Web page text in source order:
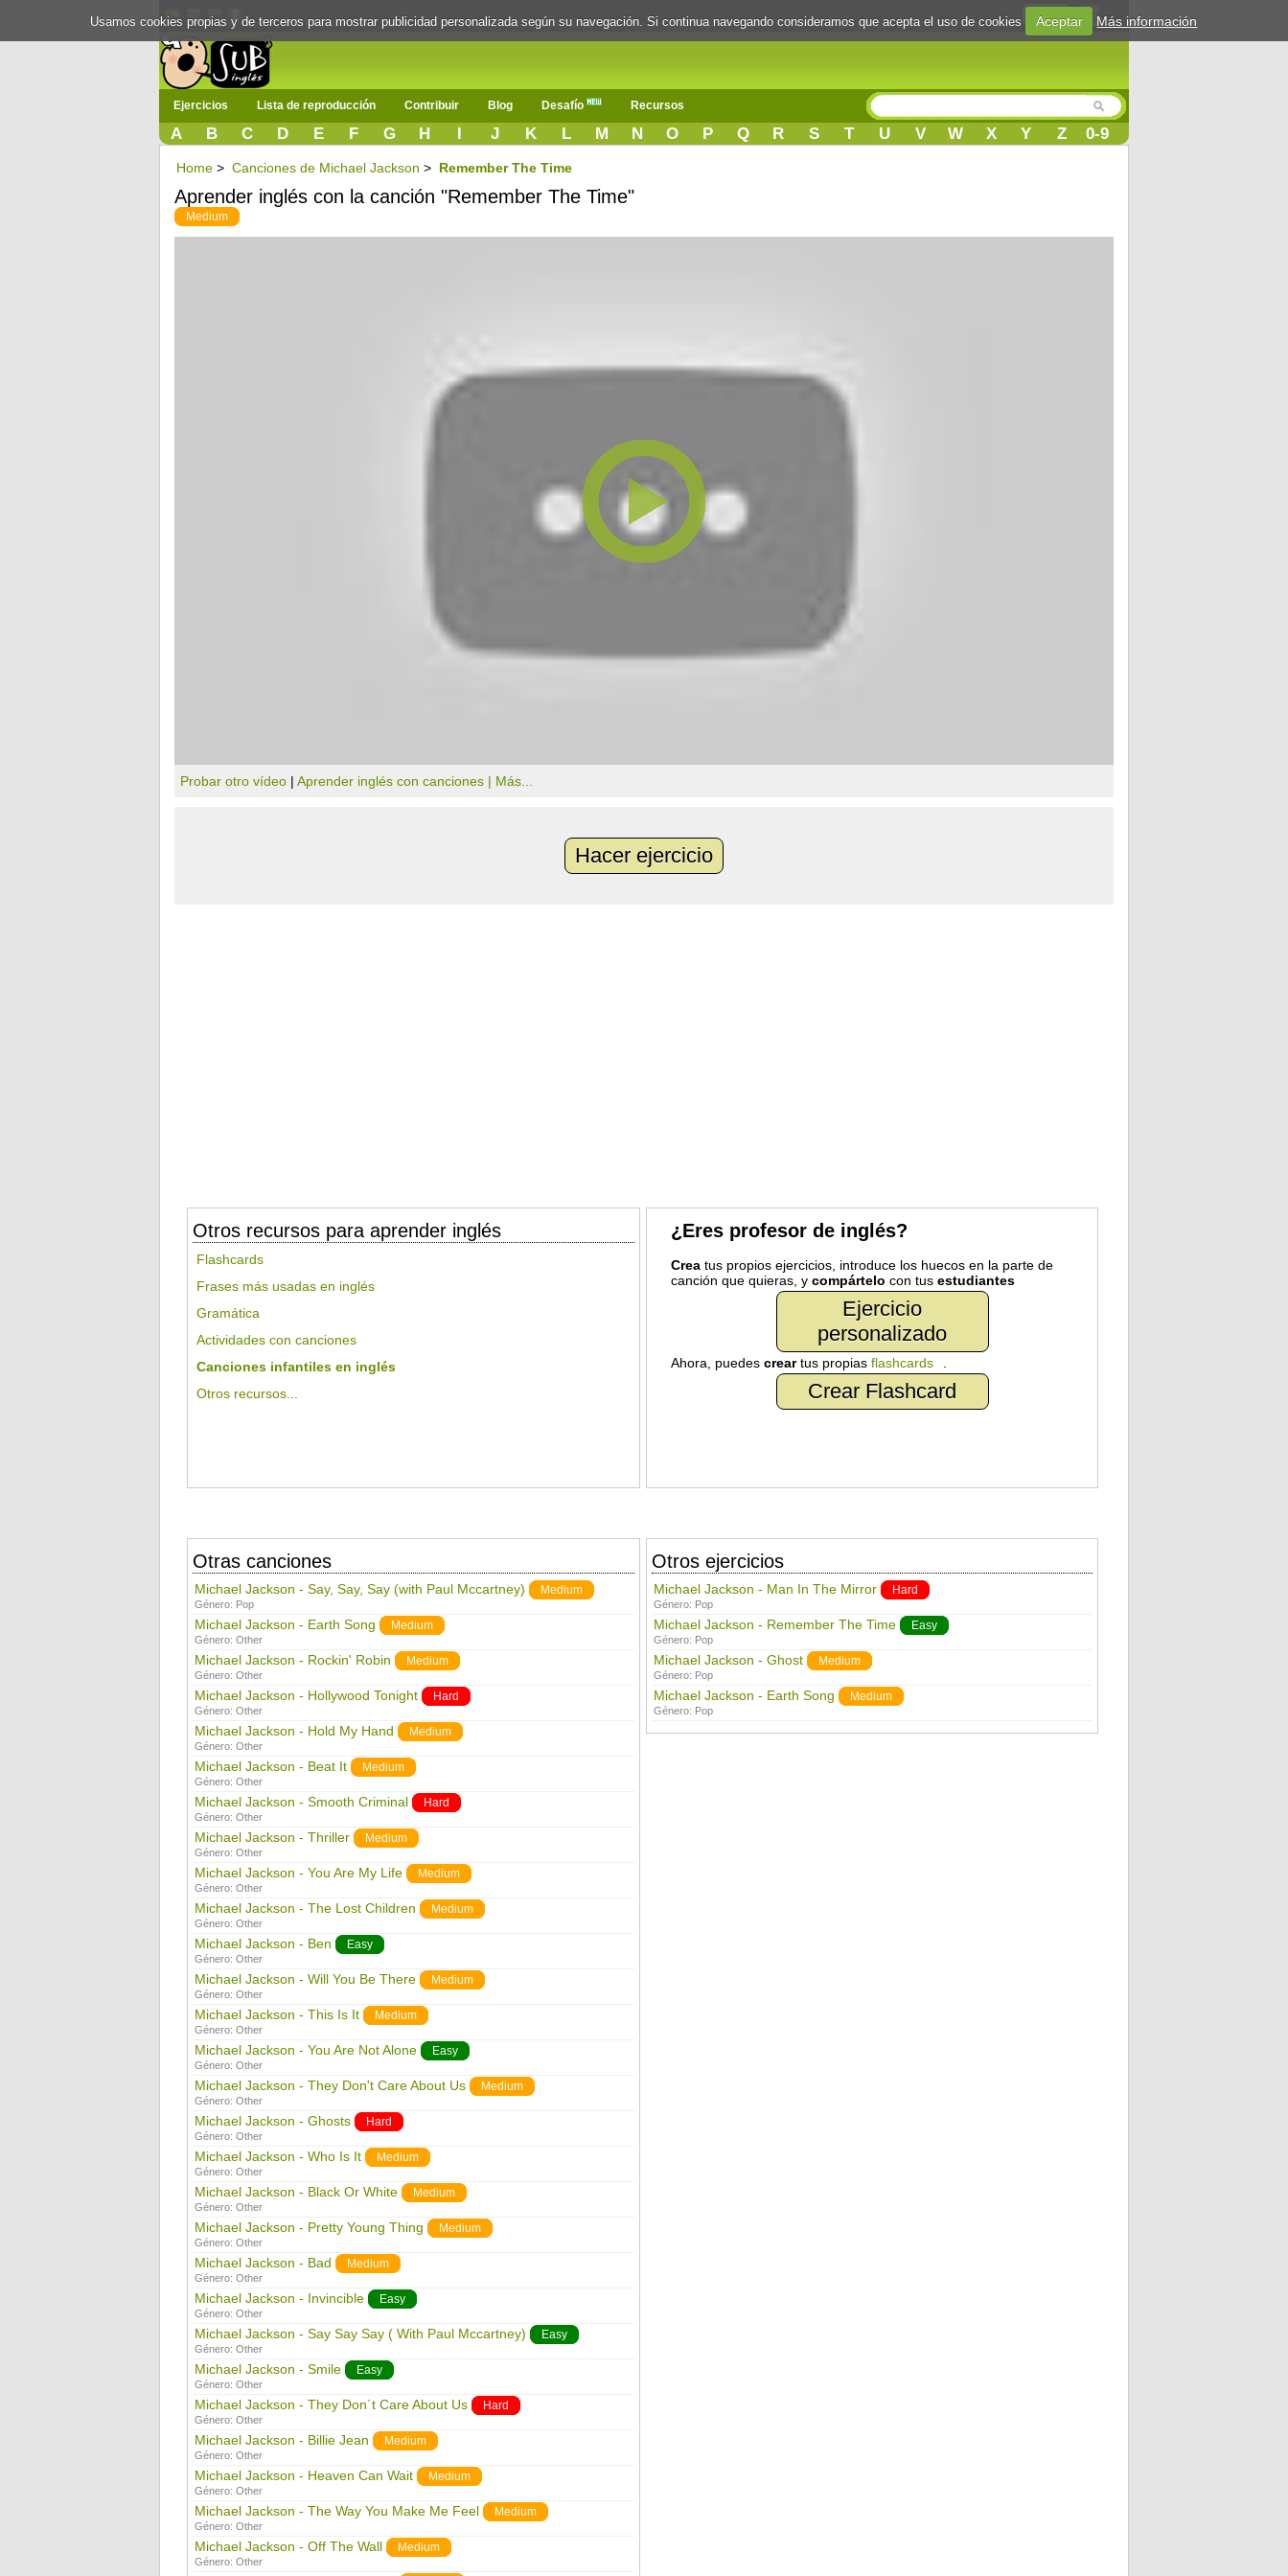
Login
Ejercicios Lista de reproducción Contribuir Blog Desafío Recursos
A B C D E F G H I J K L M N O P Q R S T U V W X Y Z 0-9
Home > Canciones de Michael Jackson > Remember The Time
Aprender inglés con la canción "Remember The Time"
Medium
Probar otro vídeo | Aprender inglés con canciones | Más...
Hacer ejercicio
Otros recursos para aprender inglés
Flashcards
Frases más usadas en inglés
Gramática
Actividades con canciones
Canciones infantiles en inglés
Otros recursos...
¿Eres profesor de inglés?
Creatus propios ejercicios, introduce los huecos en la parte de
canción que quieras, y compártelo con tus estudiantes
Ejercicio
personalizado
Ahora, puedes creartus propias flashcards .
Crear Flashcard
Otras canciones
Michael Jackson - Say, Say, Say (with Paul Mccartney) Medium
Género: Pop
Michael Jackson - Earth Song Medium
Género: Other
Michael Jackson - Rockin' Robin Medium
Género: Other
Michael Jackson - Hollywood Tonight Hard
Género: Other
Michael Jackson - Hold My Hand Medium
Género: Other
Michael Jackson - Beat It Medium
Género: Other
Michael Jackson - Smooth Criminal Hard
Género: Other
Michael Jackson - Thriller Medium
Género: Other
Michael Jackson - You Are My Life Medium
Género: Other
Michael Jackson - The Lost Children Medium
Género: Other
Michael Jackson - Ben Easy
Género: Other
Michael Jackson - Will You Be There Medium
Género: Other
Michael Jackson - This Is It Medium
Género: Other
Michael Jackson - You Are Not Alone Easy
Género: Other
Michael Jackson - They Don't Care About Us Medium
Género: Other
Michael Jackson - Ghosts Hard
Género: Other
Michael Jackson - Who Is It Medium
Género: Other
Michael Jackson - Black Or White Medium
Género: Other
Michael Jackson - Pretty Young Thing Medium
Género: Other
Michael Jackson - Bad Medium
Género: Other
Michael Jackson - Invincible Easy
Género: Other
Michael Jackson - Say Say Say ( With Paul Mccartney) Easy
Género: Other
Michael Jackson - Smile Easy
Género: Other
Michael Jackson - They Don´t Care About Us Hard
Género: Other
Michael Jackson - Billie Jean Medium
Género: Other
Michael Jackson - Heaven Can Wait Medium
Género: Other
Michael Jackson - The Way You Make Me Feel Medium
Género: Other
Michael Jackson - Off The Wall Medium
Género: Other
Otros ejercicios
Michael Jackson - Man In The Mirror Hard
Género: Pop
Michael Jackson - Remember The Time Easy
Género: Pop
Michael Jackson - Ghost Medium
Género: Pop
Michael Jackson - Earth Song Medium
Género: Pop
Usamos cookies propias y de terceros para mostrar publicidad personalizada según su navegación. Si continua navegando consideramos que acepta el uso de cookies Aceptar Más información